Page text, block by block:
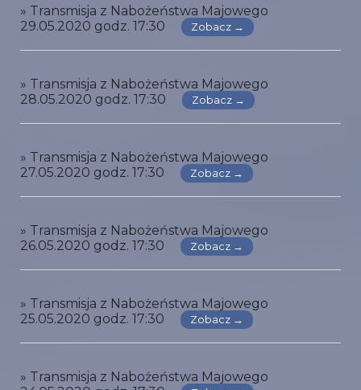
» Transmisja z Nabożeństwa Majowego
29.05.2020 godz. 17:30
Zobacz →
» Transmisja z Nabożeństwa Majowego
28.05.2020 godz. 17:30
Zobacz →
» Transmisja z Nabożeństwa Majowego
27.05.2020 godz. 17:30
Zobacz →
» Transmisja z Nabożeństwa Majowego
26.05.2020 godz. 17:30
Zobacz →
» Transmisja z Nabożeństwa Majowego
25.05.2020 godz. 17:30
Zobacz →
» Transmisja z Nabożeństwa Majowego